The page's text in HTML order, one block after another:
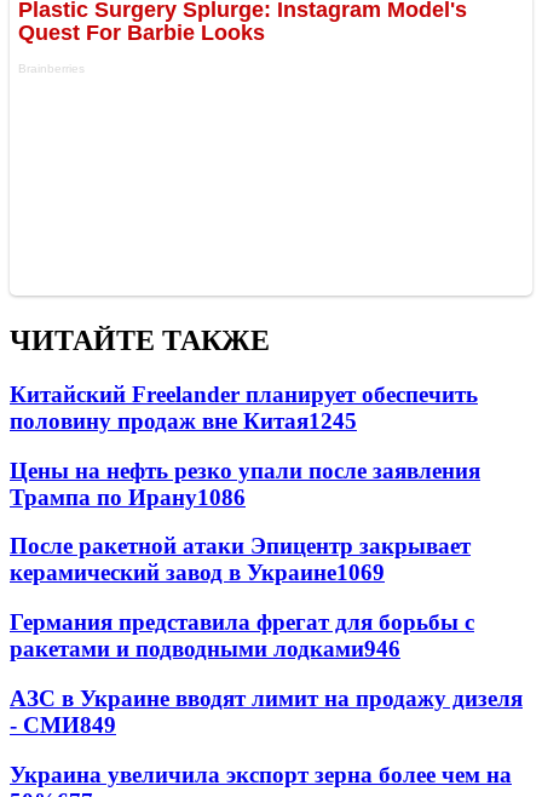
ЧИТАЙТЕ ТАКЖЕ
Китайский Freelander планирует обеспечить
половину продаж вне Китая1245
Цены на нефть резко упали после заявления
Трампа по Ирану1086
После ракетной атаки Эпицентр закрывает
керамический завод в Украине1069
Германия представила фрегат для борьбы с
ракетами и подводными лодками946
АЗС в Украине вводят лимит на продажу дизеля
- СМИ849
Украина увеличила экспорт зерна более чем на